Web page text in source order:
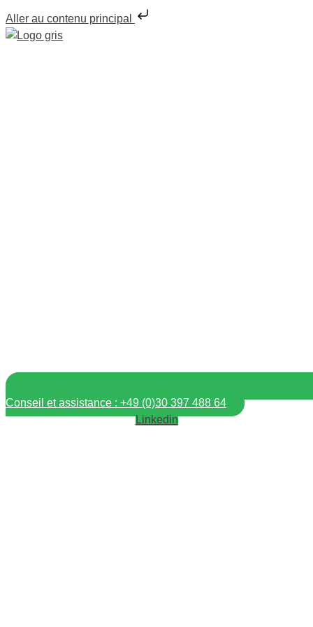
Aller au contenu principal
Conseil et assistance : +49 (0)30 397 488 64
Linkedin